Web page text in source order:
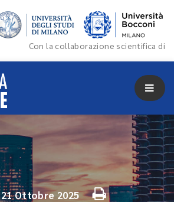
Con la collaborazione scientifica di
21 Ottobre 2025